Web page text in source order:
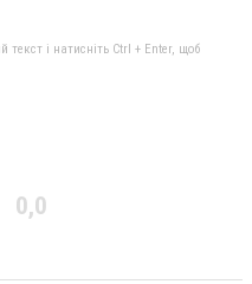
текст і натисніть Ctrl + Enter, щоб
0,0